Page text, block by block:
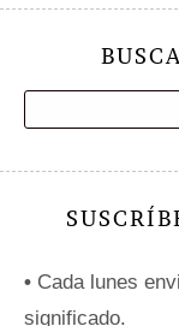
• Cada lunes
significado.